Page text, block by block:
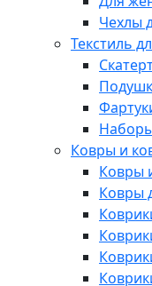
Чехлы
Текстиль
Ковры и
Ковры
Ковры